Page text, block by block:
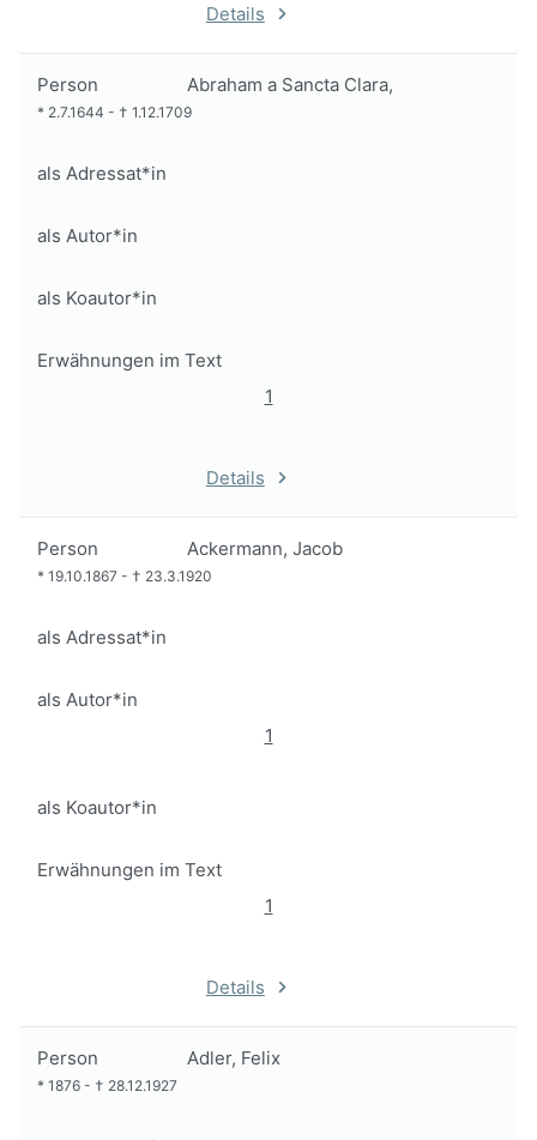
Details
Person Abraham a Sancta Clara,
* 2.7.1644 - † 1.12.1709
als Adressat*in
als Autor*in
als Koautor*in
Erwähnungen im Text
1
Details
Person Ackermann, Jacob
* 19.10.1867 - † 23.3.1920
als Adressat*in
als Autor*in
1
als Koautor*in
Erwähnungen im Text
1
Details
Person Adler, Felix
* 1876 - † 28.12.1927